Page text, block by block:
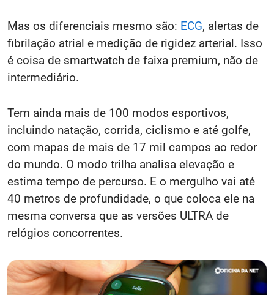
Mas os diferenciais mesmo são: ECG, alertas de
fibrilação atrial e medição de rigidez arterial. Isso
é coisa de smartwatch de faixa premium, não de
intermediário.
Tem ainda mais de 100 modos esportivos,
incluindo natação, corrida, ciclismo e até golfe,
com mapas de mais de 17 mil campos ao redor
do mundo. O modo trilha analisa elevação e
estima tempo de percurso. E o mergulho vai até
40 metros de profundidade, o que coloca ele na
mesma conversa que as versões ULTRA de
relógios concorrentes.